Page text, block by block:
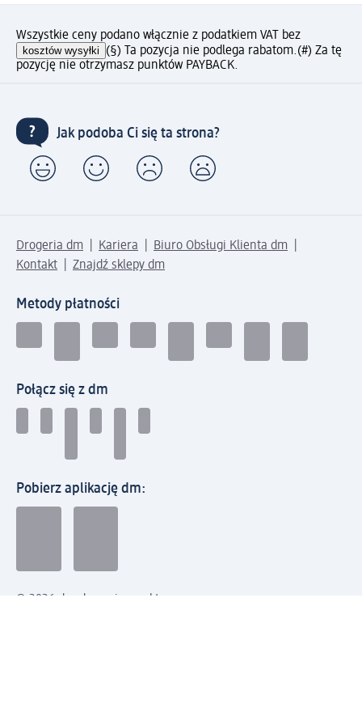
Wszystkie ceny podano włącznie z podatkiem VAT bez
kosztów wysyłki (§) Ta pozycja nie podlega rabatom.(#) Za tę
pozycję nie otrzymasz punktów PAYBACK.
Jak podoba Ci się ta strona?
Drogeria dm Kariera
Biuro Obsługi Klienta dm
Kontakt
Znajdź sklepy dm
Metody płatności
Połącz się z dm
Pobierz aplikację dm:
© 2026 dm-drogerie markt sp. z o.o.